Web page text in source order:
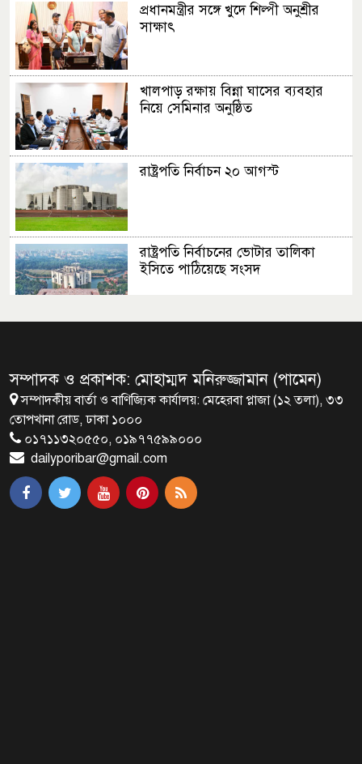
প্রধানমন্ত্রীর সঙ্গে খুদে শিল্পী অনুশ্রীর
সাক্ষাৎ
খালপাড় রক্ষায় বিন্না ঘাসের ব্যবহার
নিয়ে সেমিনার অনুষ্ঠিত
রাষ্ট্রপতি নির্বাচন ২০ আগস্ট
রাষ্ট্রপতি নির্বাচনের ভোটার তালিকা
ইসিতে পাঠিয়েছে সংসদ
ব্রাক্ষণবাড়িয়ায় বইপড়া কর্মসূচীর
মালয়েশিয়ায় মারামারি করে তিন
বাংলাদেশি নিহত
সম্পাদক ও প্রকাশক: মোহাম্মদ মনিরুজ্জামান (পামেন)
সম্পাদকীয় বার্তা ও বাণিজ্যিক কার্যালয়: মেহেরবা প্লাজা (১২ তলা), ৩৩
তোপখানা রোড, ঢাকা ১০০০
০১৭১১৩২০৫৫০, ০১৯৭৭৫৯৯০০০
dailyporibar@gmail.com